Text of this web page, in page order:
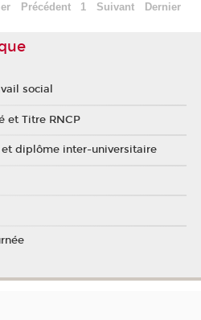
Précédent 1 Suivant Dernier
social
et Titre RNCP
diplôme inter-universitaire